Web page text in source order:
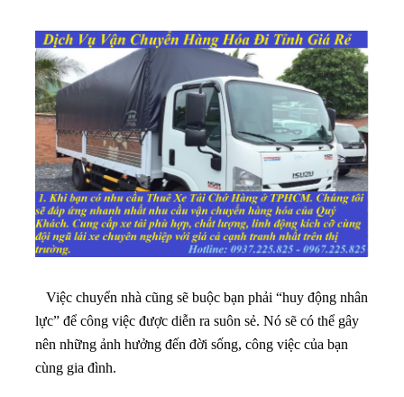
Việc chuyển nhà cũng sẽ buộc bạn phải “huy động nhân
lực” để công việc được diễn ra suôn sẻ. Nó sẽ có thể gây
nên những ảnh hưởng đến đời sống, công việc của bạn
cùng gia đình.